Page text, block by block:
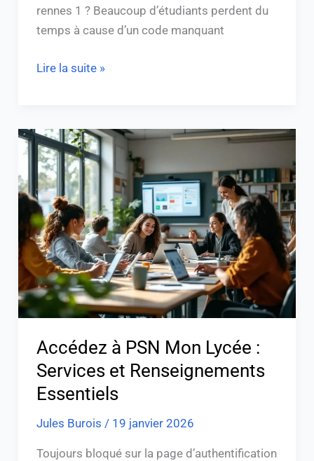
rennes 1 ? Beaucoup d’étudiants perdent du
temps à cause d’un code manquant
Lire la suite »
Accédez à PSN Mon Lycée :
Services et Renseignements
Essentiels
Jules Burois / 19 janvier 2026
Toujours bloqué sur la page d’authentification
Accédez
à
PSN
Mon
Lycée
:
Services
et
Renseignements
Essentiels